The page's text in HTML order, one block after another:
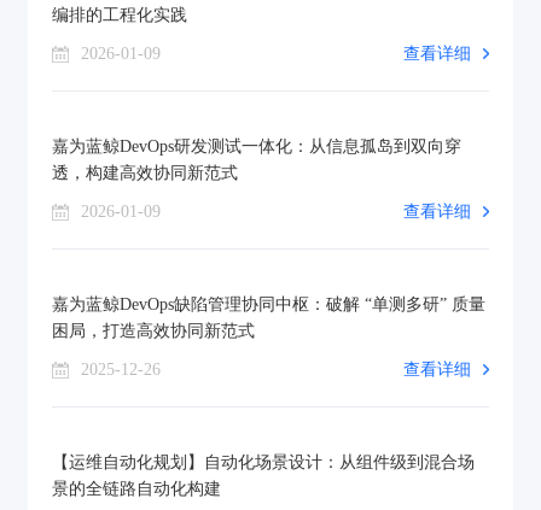
编排的工程化实践
2026-01-09 查看详细
嘉为蓝鲸DevOps研发测试一体化：从信息孤岛到双向穿
透，构建高效协同新范式
2026-01-09 查看详细
嘉为蓝鲸DevOps缺陷管理协同中枢：破解 “单测多研” 质量
困局，打造高效协同新范式
2025-12-26 查看详细
【运维自动化规划】自动化场景设计：从组件级到混合场
景的全链路自动化构建